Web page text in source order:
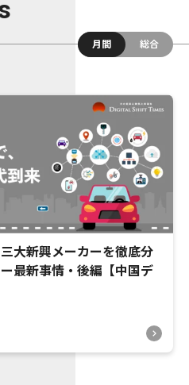
月間
総合
大新興メーカーを徹底分
最新事情・後編【中国デ